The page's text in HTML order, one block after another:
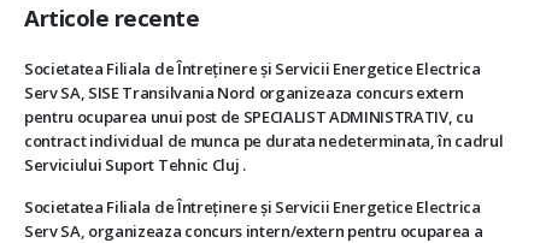
Articole recente
Societatea Filiala de Întreţinere şi Servicii Energetice Electrica
Serv SA, SISE Transilvania Nord organizeaza concurs extern
pentru ocuparea unui post de SPECIALIST ADMINISTRATIV, cu
contract individual de munca pe durata nedeterminata, în cadrul
Serviciului Suport Tehnic Cluj .
Societatea Filiala de Întreţinere şi Servicii Energetice Electrica
Serv SA, organizeaza concurs intern/extern pentru ocuparea a